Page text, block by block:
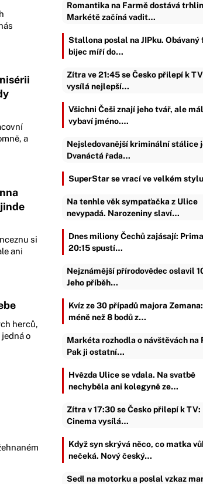
a
si
ani
herců,
o
Romantika na Farmě dostává
Markétě začíná vadit…
Stallona poslal na JIPku.
bijec míří do…
Zítra ve 21:45 se Česko přilepí k
vysílá nejlepší…
Všichni Češi znají jeho tvář, ale
vybaví jméno.…
Nejsledovanější kriminální stálice
Dvanáctá řada…
SuperStar se vrací ve velkém stylu
Na tenhle věk sympaťačka z Ulice
nevypadá. Narozeniny slaví…
Dnes miliony Čechů zajásají:
20:15 spustí…
Nejznámější přírodovědec oslavil
Jeho příběh…
Kvíz ze 30 případů majora
méně než 8 bodů z…
Markéta rozhodla o návštěvách na
Pak ji ostatní…
Hvězda Ulice se vdala. Na svatbě
nechyběla ani kolegyně ze…
Zítra v 17:30 se Česko přilepí k TV:
Cinema vysílá…
Když syn skrývá něco, co matka
nečeká. Nový český…
Sedl na motorku a poslal vzkaz